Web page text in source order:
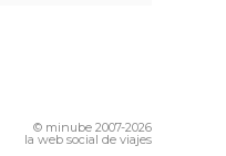
© minube 2007-2026
la web social de viajes